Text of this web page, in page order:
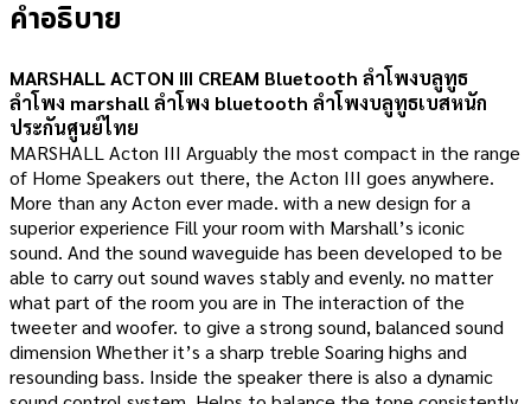
คำอธิบาย
MARSHALL ACTON III CREAM Bluetooth ลำโพงบลูทูธ
ลำโพง marshall ลําโพง bluetooth ลําโพงบลูทูธเบสหนัก
ประกันศูนย์ไทย
MARSHALL Acton III Arguably the most compact in the range
of Home Speakers out there, the Acton III goes anywhere.
More than any Acton ever made. with a new design for a
superior experience Fill your room with Marshall’s iconic
sound. And the sound waveguide has been developed to be
able to carry out sound waves stably and evenly. no matter
what part of the room you are in The interaction of the
tweeter and woofer. to give a strong sound, balanced sound
dimension Whether it’s a sharp treble Soaring highs and
resounding bass. Inside the speaker there is also a dynamic